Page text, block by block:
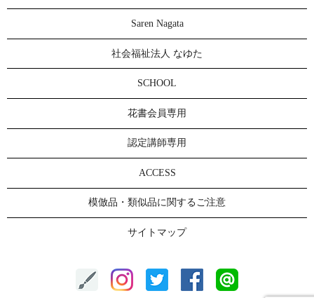
Saren Nagata
社会福祉法人 なゆた
SCHOOL
花書会員専用
認定講師専用
ACCESS
模倣品・類似品に関するご注意
サイトマップ